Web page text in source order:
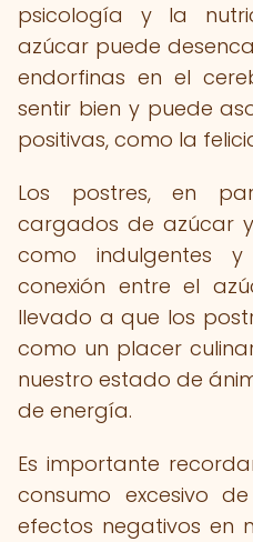
psicología y la
azúcar puede
endorfinas en el
sentir bien y puede
positivas, como la
Los postres, en
cargados de azúcar
como indulgentes y
conexión entre el
llevado a que los
como un placer
nuestro estado de
de energía.
Es importante
consumo excesivo
efectos negativos en